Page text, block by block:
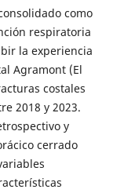
como
respiratoria
la experiencia
Agramont (El
costales
2018 y 2023.
y
cerrado